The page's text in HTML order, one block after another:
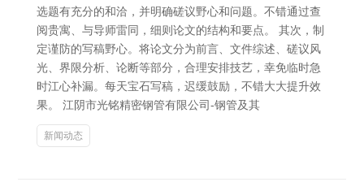
选题有充分的和洽，并明确磋议野心和问题。不错通过查
阅贵寓、与导师雷同，细则论文的结构和要点。 其次，制
定谨防的写稿野心。将论文分为前言、文件综述、磋议风
光、界限分析、论断等部分，合理安排技艺，幸免临时急
时江心补漏。每天宝石写稿，迟缓鼓励，不错大大提升效
果。 江阴市光铭精密钢管有限公司-钢管及其
新闻动态